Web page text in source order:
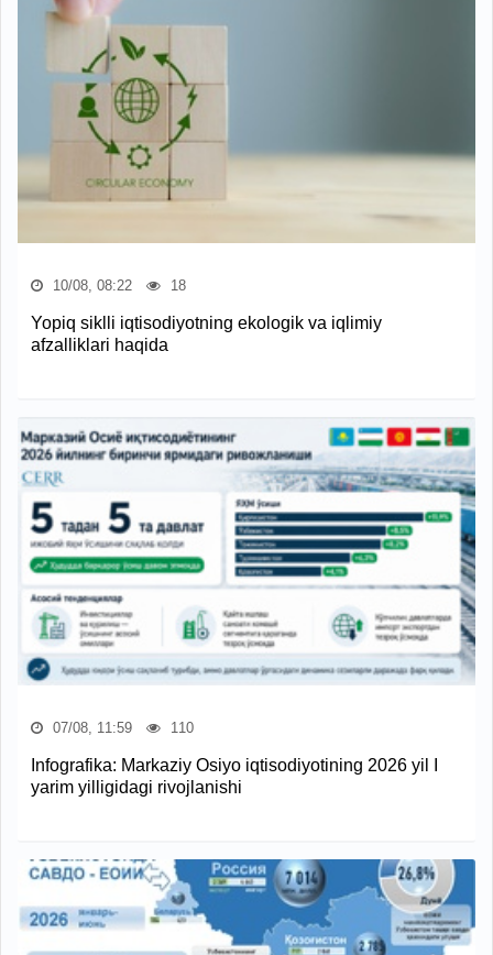
10/08, 08:22 18
Yopiq siklli iqtisodiyotning ekologik va iqlimiy
afzalliklari haqida
07/08, 11:59 110
Infografika: Markaziy Osiyo iqtisodiyotining 2026 yil I
yarim yilligidagi rivojlanishi